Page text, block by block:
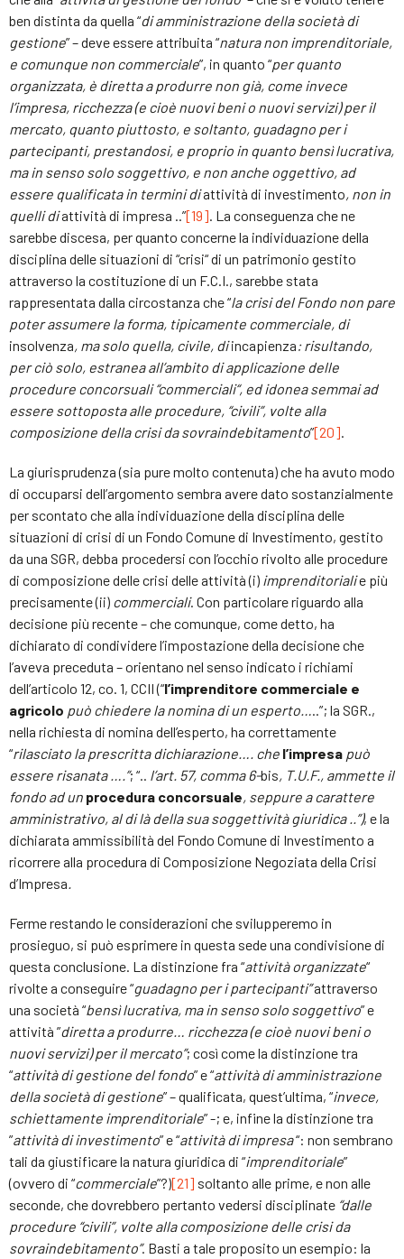
ben distinta da quella “di amministrazione della società di
gestione” – deve essere attribuita “natura non imprenditoriale,
e comunque non commerciale”, in quanto “per quanto
organizzata, è diretta a produrre non già, come invece
l’impresa, ricchezza (e cioè nuovi beni o nuovi servizi) per il
mercato, quanto piuttosto, e soltanto, guadagno per i
partecipanti, prestandosi, e proprio in quanto bensì lucrativa,
ma in senso solo soggettivo, e non anche oggettivo, ad
essere qualificata in termini diattività di investimento, non in
quelli diattività di impresa ..”[19]. La conseguenza che ne
sarebbe discesa, per quanto concerne la individuazione della
disciplina delle situazioni di “crisi“ di un patrimonio gestito
attraverso la costituzione di un F.C.I., sarebbe stata
rappresentata dalla circostanza che “la crisi del Fondo non pare
poter assumere la forma, tipicamente commerciale, di
insolvenza, ma solo quella, civile, diincapienza: risultando,
per ciò solo, estranea all’ambito di applicazione delle
procedure concorsuali “commerciali“, ed idonea semmai ad
essere sottoposta alle procedure, “civili”, volte alla
composizione della crisi da sovraindebitamento”[20].
La giurisprudenza (sia pure molto contenuta) che ha avuto modo
di occuparsi dell’argomento sembra avere dato sostanzialmente
per scontato che alla individuazione della disciplina delle
situazioni di crisi di un Fondo Comune di Investimento, gestito
da una SGR, debba procedersi con l’occhio rivolto alle procedure
di composizione delle crisi delle attività (i) imprenditorialie più
precisamente (ii) commerciali. Con particolare riguardo alla
decisione più recente – che comunque, come detto, ha
dichiarato di condividere l’impostazione della decisione che
l’aveva preceduta – orientano nel senso indicato i richiami
dell’articolo 12, co. 1, CCII (“l’imprenditore commerciale e
agricolo può chiedere la nomina di un esperto…..”; la SGR.,
nella richiesta di nomina dell’esperto, ha correttamente
“rilasciato la prescritta dichiarazione…. che l’impresa può
essere risanata ….”; “.. l’art. 57, comma 6-bis, T.U.F., ammette il
fondo ad un procedura concorsuale, seppure a carattere
amministrativo, al di là della sua soggettività giuridica ..”), e la
dichiarata ammissibilità del Fondo Comune di Investimento a
ricorrere alla procedura di Composizione Negoziata della Crisi
d’Impresa.
Ferme restando le considerazioni che svilupperemo in
prosieguo, si può esprimere in questa sede una condivisione di
questa conclusione. La distinzione fra “attività organizzate“
rivolte a conseguire “guadagno per i partecipanti”attraverso
una società “bensì lucrativa, ma in senso solo soggettivo” e
attività ”diretta a produrre… ricchezza (e cioè nuovi beni o
nuovi servizi) per il mercato”; così come la distinzione tra
“attività di gestione del fondo” e “attività di amministrazione
della società di gestione” – qualificata, quest’ultima, “invece,
schiettamente imprenditoriale” -; e, infine la distinzione tra
”attività di investimento” e “attività di impresa“: non sembrano
tali da giustificare la natura giuridica di “imprenditoriale”
(ovvero di “commerciale”?)[21] soltanto alle prime, e non alle
seconde, che dovrebbero pertanto vedersi disciplinate “dalle
procedure “civili”, volte alla composizione delle crisi da
sovraindebitamento”. Basti a tale proposito un esempio: la